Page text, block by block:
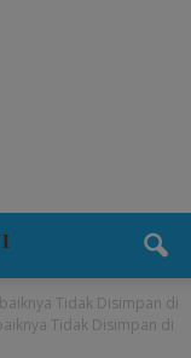
Tidak Disimpan di
Tidak Disimpan di